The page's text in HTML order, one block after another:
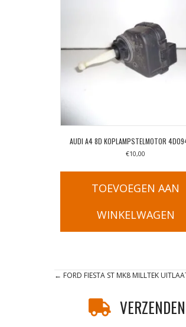
AUDI A4 8D KOPLAMPSTELMOTOR
€10,00
TOEVOEGEN AAN
WINKELWAGEN
Posts
navigation
← FORD FIESTA ST MK8 MILLTEK